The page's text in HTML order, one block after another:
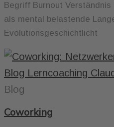
Begriff Burnout
als mental belastende
Evolutionsgeschichtlicht
Blog
Coworking